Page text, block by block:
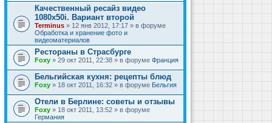
Качественный ресайз видео
1080x50i. Вариант второй
Terminus » 12 янв 2012, 17:17 » в форуме
Обработка и хранение фото и
видеоматериалов
Рестораны в Страсбурге
Foxy » 29 окт 2011, 22:38 » в форуме Франция
Бельгийская кухня: рецепты блюд
Foxy » 18 окт 2011, 16:32 » в форуме Бельгия
Отели в Берлине: советы и отзывы
Foxy » 18 окт 2011, 13:52 » в форуме
Германия